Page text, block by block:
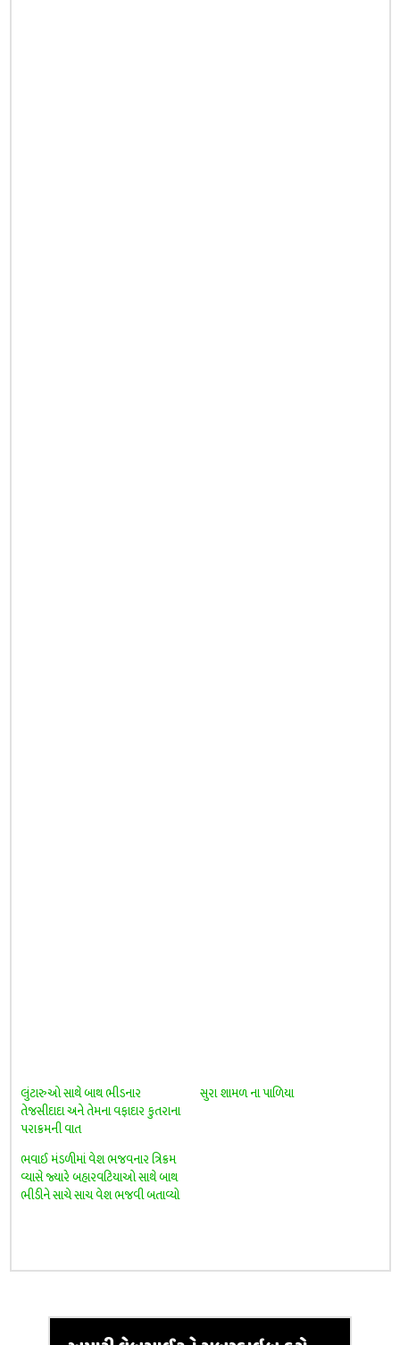
લુંટારુઓ સાથે બાથ ભીડનાર
તેજસીદાદા અને તેમના વફાદાર કુતરાના
પરાક્રમની વાત
સુરા શામળ ના પાળિયા
ભવાઈ મંડળીમાં વેશ ભજવનાર ત્રિક્રમ
વ્યાસે જ્યારે બહારવટિયાઓ સાથે બાથ
ભીડીને સાચે સાચ વેશ ભજવી બતાવ્યો